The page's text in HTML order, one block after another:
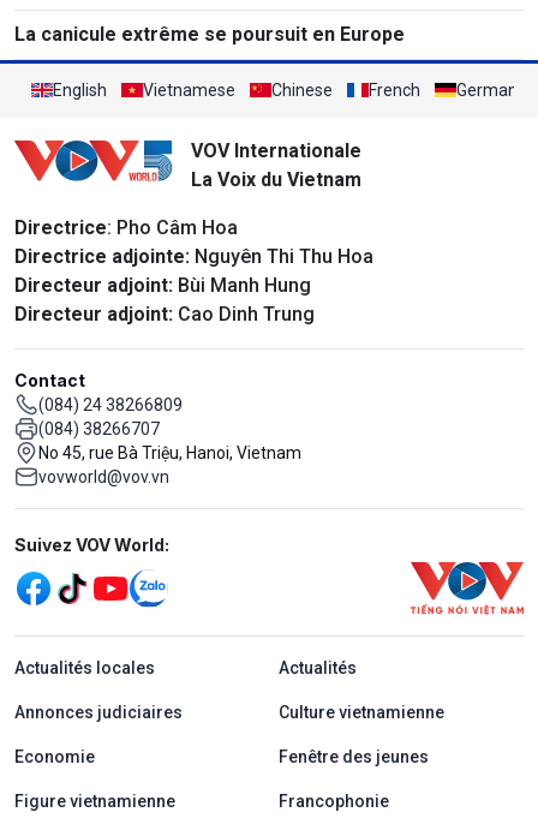
performants au monde
La canicule extrême se poursuit en Europe
English Vietnamese Chinese French German
VOV Internationale
La Voix du Vietnam
Directrice: Pho Câm Hoa
Directrice adjointe: Nguyên Thi Thu Hoa
Directeur adjoint: Bùi Manh Hung
Directeur adjoint: Cao Dinh Trung
Contact
(084) 24 38266809
(084) 38266707
No 45, rue Bà Triệu, Hanoi, Vietnam
vovworld@vov.vn
Mạng xã hội
Suivez VOV World:
menu footer tiếng Pháp
Actualités locales Actualités
Annonces judiciaires Culture vietnamienne
Economie Fenêtre des jeunes
Figure vietnamienne Francophonie